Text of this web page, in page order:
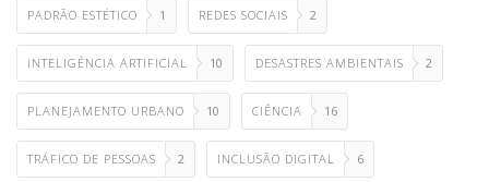
PADRÃO ESTÉTICO 1 REDES SOCIAIS 2
INTELIGÊNCIA ARTIFICIAL 10 DESASTRES AMBIENTAIS 2
PLANEJAMENTO URBANO 10 CIÊNCIA 16
TRÁFICO DE PESSOAS 2 INCLUSÃO DIGITAL 6